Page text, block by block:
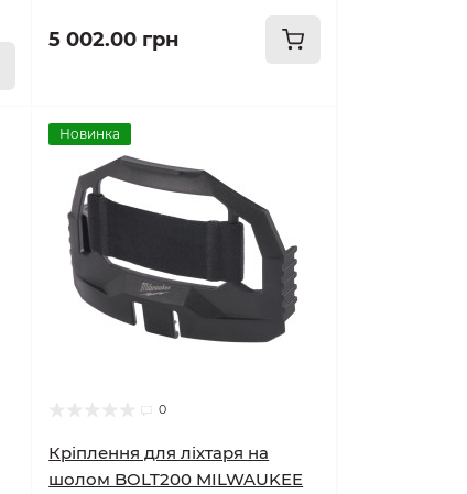
5 002.00 грн
Новинка
0
Кріплення для ліхтаря на
шолом BOLT200 MILWAUKEE